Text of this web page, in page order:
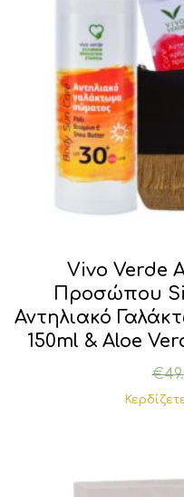
Vivo Verde
Προσώπου
Αντηλιακό
150ml & Aloe
€